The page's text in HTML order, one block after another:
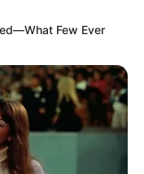
2 pontos e
3º ponto. Faça
meio ponto alto
perto do
então você
2
agulha aponta
Few Ever